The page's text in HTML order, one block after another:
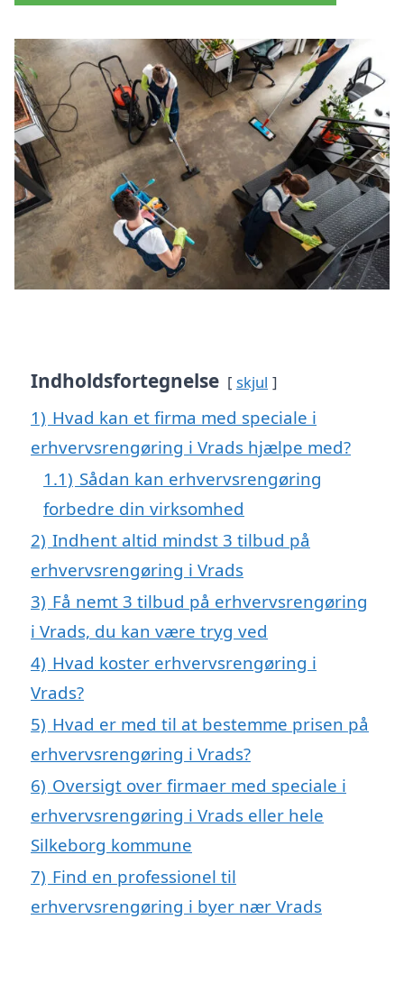
Indholdsfortegnelse skjul
1) Hvad kan et firma med speciale i
erhvervsrengøring i Vrads hjælpe med?
1.1) Sådan kan erhvervsrengøring
forbedre din virksomhed
2) Indhent altid mindst 3 tilbud på
erhvervsrengøring i Vrads
3) Få nemt 3 tilbud på erhvervsrengøring
i Vrads, du kan være tryg ved
4) Hvad koster erhvervsrengøring i
Vrads?
5) Hvad er med til at bestemme prisen på
erhvervsrengøring i Vrads?
6) Oversigt over firmaer med speciale i
erhvervsrengøring i Vrads eller hele
Silkeborg kommune
7) Find en professionel til
erhvervsrengøring i byer nær Vrads